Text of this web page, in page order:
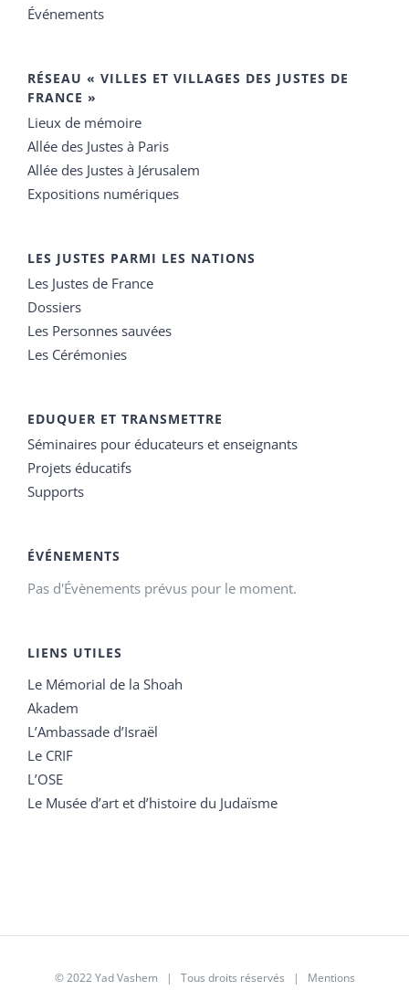
Événements
RÉSEAU « VILLES ET VILLAGES DES JUSTES DE
FRANCE »
Lieux de mémoire
Allée des Justes à Paris
Allée des Justes à Jérusalem
Expositions numériques
LES JUSTES PARMI LES NATIONS
Les Justes de France
Dossiers
Les Personnes sauvées
Les Cérémonies
EDUQUER ET TRANSMETTRE
Séminaires pour éducateurs et enseignants
Projets éducatifs
Supports
ÉVÉNEMENTS
Pas d'Évènements prévus pour le moment.
LIENS UTILES
Le Mémorial de la Shoah
Akadem
L’Ambassade d’Israël
Le CRIF
L’OSE
Le Musée d’art et d’histoire du Judaïsme
© 2022 Yad Vashem | Tous droits réservés | Mentions